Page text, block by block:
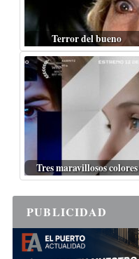
Terror del bueno
Tres maravillosos colores
PUBLICIDAD